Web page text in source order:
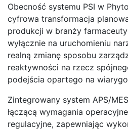
Obecność systemu PSI w
cyfrowa transformacja
produkcji w branży
wyłącznie na uruchomieniu
realną zmianę sposobu
reaktywności na rzecz
podejścia opartego na
Zintegrowany system APS/
łączącą wymagania
regulacyjne, zapewniając